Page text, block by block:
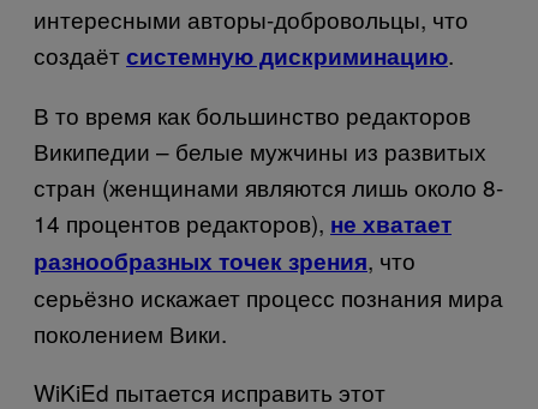
интересными авторы-добровольцы, что
создаётсистемную дискриминацию.
В то время как большинство редакторов
Википедии – белые мужчины из развитых
стран (женщинами являются лишь около 8-
14 процентов редакторов), не хватает
разнообразных точек зрения, что
серьёзно искажает процесс познания мира
поколением Вики.
WiKiEd пытается исправить этот